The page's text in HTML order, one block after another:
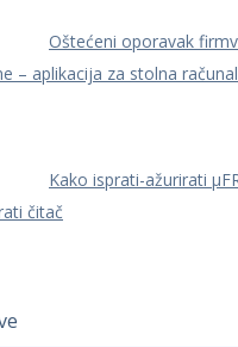
Oštećeni oporavak
– aplikacija za stolna
Kako isprati-ažurirati
čitač